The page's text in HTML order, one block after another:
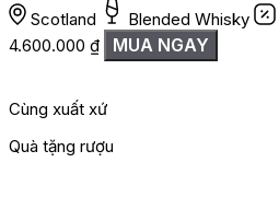
Scotland Blended Whisky
4.600.000 ₫ MUA NGAY
Cùng xuất xứ
Quà tặng rượu